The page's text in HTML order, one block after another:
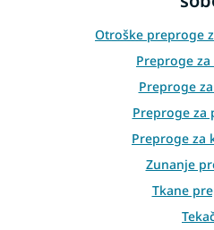
t
r
o
l
s
Otroške preproge
Preproge
Preproge
Preproge za
Preproge za
Zunanje
Tkane